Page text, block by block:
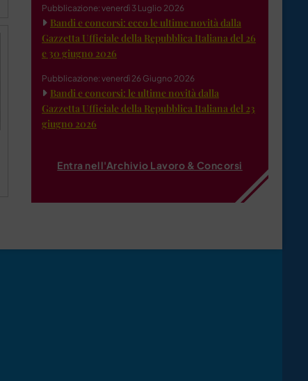
Pubblicazione: venerdì 3 Luglio 2026
Bandi e concorsi: ecco le ultime novità dalla
Gazzetta Ufficiale della Repubblica Italiana del 26
e 30 giugno 2026
Pubblicazione: venerdì 26 Giugno 2026
Bandi e concorsi: le ultime novità dalla
Gazzetta Ufficiale della Repubblica Italiana del 23
giugno 2026
Entra nell'Archivio Lavoro & Concorsi